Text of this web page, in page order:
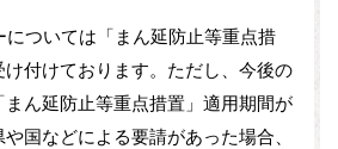
については「まん延防止等重点措
付けております。ただし、今後の
ん延防止等重点措置」適用期間が
国などによる要請があった場合、